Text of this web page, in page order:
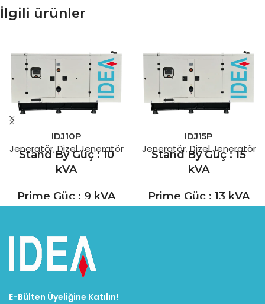
İlgili ürünler
IDJ10P
Jeneratör,Dizel Jeneratör
Stand By Güç : 10
kVA
Prime Güç : 9 kVA
yüksek performanslı dizel
motorlarının tasarım ve
üretiminde lider bir firmadır.
0,5 ila 36 lt aralığında geniş
olan Perkins tüm dünyada
IDJ15P
Jeneratör,Dizel Jeneratör
Stand By Güç : 15
kVA
Prime Güç : 13 kVA
E-Bülten Üyeliğine Katılın!